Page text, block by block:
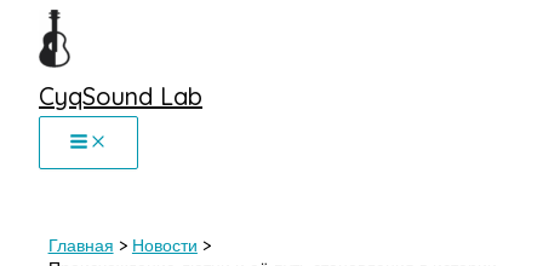
Перейти
CyqSound Lab
Главная
Новости